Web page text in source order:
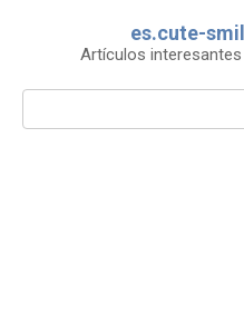
es.cute-
Artículos
Search: